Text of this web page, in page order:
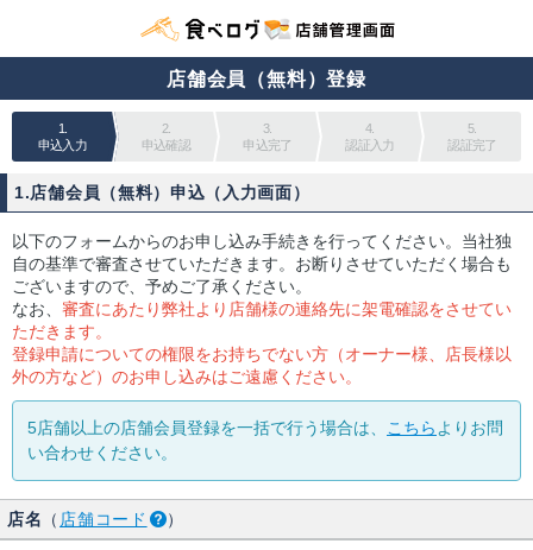
店舗会員（無料）登録
1.
申込入力
2.
申込確認
3.
申込完了
4.
認証入力
5.
認証完了
1.店舗会員（無料）申込（入力画面）
以下のフォームからのお申し込み手続きを行ってください。当社独
自の基準で審査させていただきます。お断りさせていただく場合も
ございますので、予めご了承ください。
なお、 審査にあたり弊社より店舗様の連絡先に架電確認をさせてい
ただきます。
登録申請についての権限をお持ちでない方（オーナー様、店長様以
外の方など）のお申し込みはご遠慮ください。
5店舗以上の店舗会員登録を一括で行う場合は、 こちら よりお問
い合わせください。
店名 （ 店舗コード ）